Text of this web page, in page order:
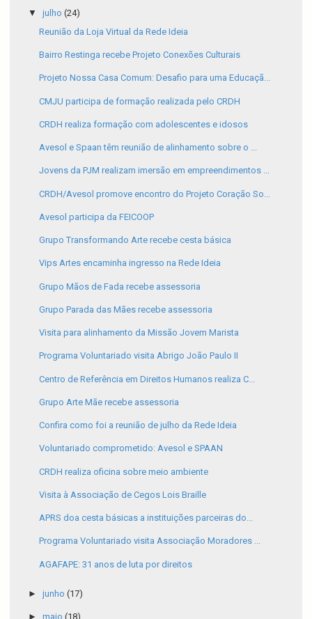
▼ julho (24)
Reunião da Loja Virtual da Rede Ideia
Bairro Restinga recebe Projeto Conexões Culturais
Projeto Nossa Casa Comum: Desafio para uma Educaçã...
CMJU participa de formação realizada pelo CRDH
CRDH realiza formação com adolescentes e idosos
Avesol e Spaan têm reunião de alinhamento sobre o ...
Jovens da PJM realizam imersão em empreendimentos ...
CRDH/Avesol promove encontro do Projeto Coração So...
Avesol participa da FEICOOP
Grupo Transformando Arte recebe cesta básica
Vips Artes encaminha ingresso na Rede Ideia
Grupo Mãos de Fada recebe assessoria
Grupo Parada das Mães recebe assessoria
Visita para alinhamento da Missão Jovem Marista
Programa Voluntariado visita Abrigo João Paulo II
Centro de Referência em Direitos Humanos realiza C...
Grupo Arte Mãe recebe assessoria
Confira como foi a reunião de julho da Rede Ideia
Voluntariado comprometido: Avesol e SPAAN
CRDH realiza oficina sobre meio ambiente
Visita à Associação de Cegos Lois Braille
APRS doa cesta básicas a instituições parceiras do...
Programa Voluntariado visita Associação Moradores ...
AGAFAPE: 31 anos de luta por direitos
► junho (17)
► maio (18)